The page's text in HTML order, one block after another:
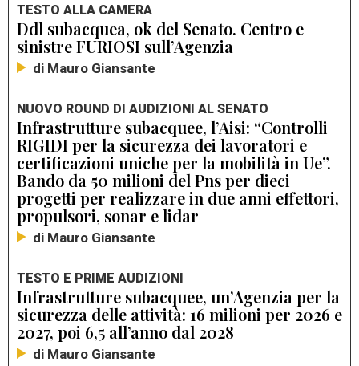
TESTO ALLA CAMERA
Ddl subacquea, ok del Senato. Centro e
sinistre FURIOSI sull’Agenzia
di Mauro Giansante
NUOVO ROUND DI AUDIZIONI AL SENATO
Infrastrutture subacquee, l’Aisi: “Controlli
RIGIDI per la sicurezza dei lavoratori e
certificazioni uniche per la mobilità in Ue”.
Bando da 50 milioni del Pns per dieci
progetti per realizzare in due anni effettori,
propulsori, sonar e lidar
di Mauro Giansante
TESTO E PRIME AUDIZIONI
Infrastrutture subacquee, un’Agenzia per la
sicurezza delle attività: 16 milioni per 2026 e
2027, poi 6,5 all’anno dal 2028
di Mauro Giansante